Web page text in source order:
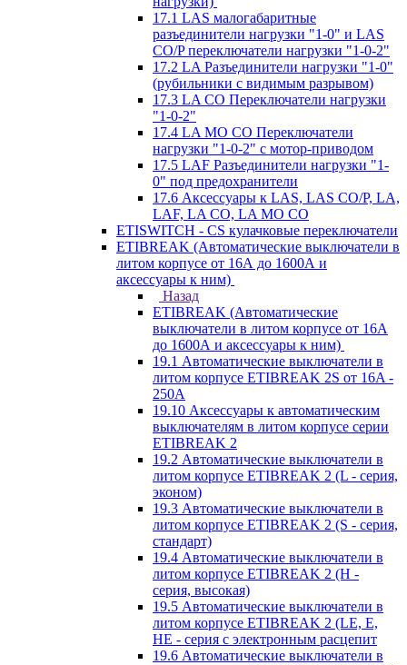
17.1 LAS малогабаритные
разъединители нагрузки "1-0" и LAS
CO/P переключатели нагрузки "1-0-2"
17.2 LA Разъединители нагрузки "1-0"
(рубильники с видимым разрывом)
17.3 LA CO Переключатели нагрузки
"1-0-2"
17.4 LA MO CO Переключатели
нагрузки "1-0-2" с мотор-приводом
17.5 LAF Разъединители нагрузки "1-
0" под предохранители
17.6 Аксессуары к LAS, LAS CO/P, LA,
LAF, LA CO, LA MO CO
ETISWITCH - CS кулачковые переключатели
ETIBREAK (Автоматические выключатели в
литом корпусе от 16А до 1600А и
аксессуары к ним)
Назад
ETIBREAK (Автоматические
выключатели в литом корпусе от 16А
до 1600А и аксессуары к ним)
19.1 Автоматические выключатели в
литом корпусе ETIBREAK 2S от 16A -
250A
19.10 Аксессуары к автоматическим
выключателям в литом корпусе серии
ETIBREAK 2
19.2 Автоматические выключатели в
литом корпусе ETIBREAK 2 (L - серия,
эконом)
19.3 Автоматические выключатели в
литом корпусе ETIBREAK 2 (S - серия,
стандарт)
19.4 Автоматические выключатели в
литом корпусе ETIBREAK 2 (H -
серия, высокая)
19.5 Автоматические выключатели в
литом корпусе ETIBREAK 2 (LE, E,
HE - серия с электронным расцепит
19.6 Автоматические выключатели в